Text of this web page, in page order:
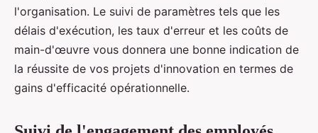
l'organisation. Le suivi de paramètres tels que les
délais d'exécution, les taux d'erreur et les coûts de
main-d'œuvre vous donnera une bonne indication de
la réussite de vos projets d'innovation en termes de
gains d'efficacité opérationnelle.